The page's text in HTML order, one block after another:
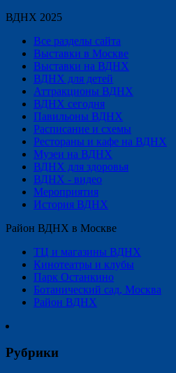
ВДНХ 2025
Все разделы сайта
Выставки в Москве
Выставки на ВДНХ
ВДНХ для детей
Аттракционы ВДНХ
ВДНХ сегодня
Павильоны ВДНХ
Расписание и схемы
Рестораны и кафе на ВДНХ
Музеи на ВДНХ
ВДНХ для здоровья
ВДНХ - видео
Мероприятия
История ВДНХ
Район ВДНХ в Москве
ТЦ и магазины ВДНХ
Кинотеатры и клубы
Парк Останкино
Ботанический сад, Москва
Район ВДНХ
Рубрики